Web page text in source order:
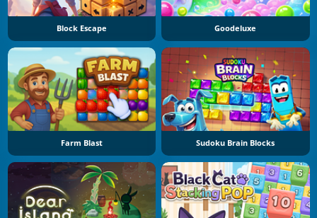
Block Escape Goodeluxe
Farm Blast Sudoku Brain Blocks